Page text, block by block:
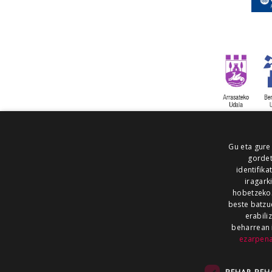
ALEA
Gu eta
hobetzeko.
beste
beharrean